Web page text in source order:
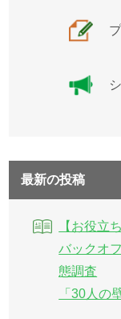
最新の投稿
【お役立
バックオ
態調査
「30人の